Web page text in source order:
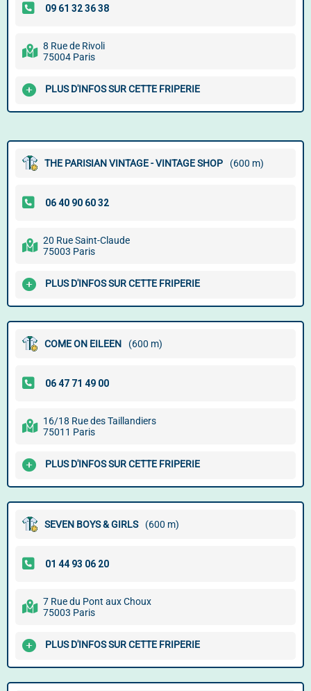
8 Rue de Rivoli
75004 Paris
PLUS D'INFOS SUR CETTE FRIPERIE
THE PARISIAN VINTAGE - VINTAGE SHOP (600 m)
20 Rue Saint-Claude
75003 Paris
PLUS D'INFOS SUR CETTE FRIPERIE
COME ON EILEEN (600 m)
16/18 Rue des Taillandiers
75011 Paris
PLUS D'INFOS SUR CETTE FRIPERIE
SEVEN BOYS & GIRLS (600 m)
7 Rue du Pont aux Choux
75003 Paris
PLUS D'INFOS SUR CETTE FRIPERIE